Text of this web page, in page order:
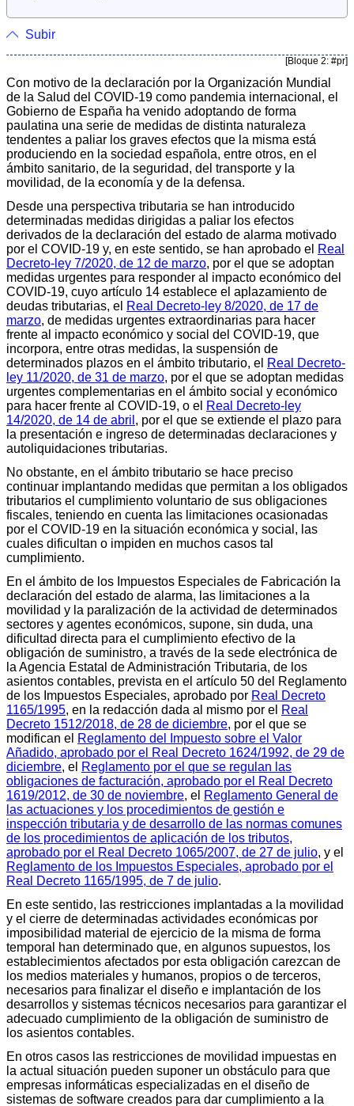
Subir
[Bloque 2: #pr]
Con motivo de la declaración por la Organización Mundial
de la Salud del COVID-19 como pandemia internacional, el
Gobierno de España ha venido adoptando de forma
paulatina una serie de medidas de distinta naturaleza
tendentes a paliar los graves efectos que la misma está
produciendo en la sociedad española, entre otros, en el
ámbito sanitario, de la seguridad, del transporte y la
movilidad, de la economía y de la defensa.
Desde una perspectiva tributaria se han introducido
determinadas medidas dirigidas a paliar los efectos
derivados de la declaración del estado de alarma motivado
por el COVID-19 y, en este sentido, se han aprobado el Real
Decreto-ley 7/2020, de 12 de marzo, por el que se adoptan
medidas urgentes para responder al impacto económico del
COVID-19, cuyo artículo 14 establece el aplazamiento de
deudas tributarias, el Real Decreto-ley 8/2020, de 17 de
marzo, de medidas urgentes extraordinarias para hacer
frente al impacto económico y social del COVID-19, que
incorpora, entre otras medidas, la suspensión de
determinados plazos en el ámbito tributario, el Real Decreto-
ley 11/2020, de 31 de marzo, por el que se adoptan medidas
urgentes complementarias en el ámbito social y económico
para hacer frente al COVID-19, o el Real Decreto-ley
14/2020, de 14 de abril , por el que se extiende el plazo para
la presentación e ingreso de determinadas declaraciones y
autoliquidaciones tributarias.
No obstante, en el ámbito tributario se hace preciso
continuar implantando medidas que permitan a los obligados
tributarios el cumplimiento voluntario de sus obligaciones
fiscales, teniendo en cuenta las limitaciones ocasionadas
por el COVID-19 en la situación económica y social, las
cuales dificultan o impiden en muchos casos tal
cumplimiento.
En el ámbito de los Impuestos Especiales de Fabricación la
declaración del estado de alarma, las limitaciones a la
movilidad y la paralización de la actividad de determinados
sectores y agentes económicos, supone, sin duda, una
dificultad directa para el cumplimiento efectivo de la
obligación de suministro, a través de la sede electrónica de
la Agencia Estatal de Administración Tributaria, de los
asientos contables, prevista en el artículo 50 del Reglamento
de los Impuestos Especiales, aprobado por Real Decreto
1165/1995, en la redacción dada al mismo por el Real
Decreto 1512/2018, de 28 de diciembre, por el que se
modifican el Reglamento del Impuesto sobre el Valor
Añadido, aprobado por el Real Decreto 1624/1992, de 29 de
diciembre, el Reglamento por el que se regulan las
obligaciones de facturación, aprobado por el Real Decreto
1619/2012, de 30 de noviembre, el Reglamento General de
las actuaciones y los procedimientos de gestión e
inspección tributaria y de desarrollo de las normas comunes
de los procedimientos de aplicación de los tributos,
aprobado por el Real Decreto 1065/2007, de 27 de julio, y el
Reglamento de los Impuestos Especiales, aprobado por el
Real Decreto 1165/1995, de 7 de julio.
En este sentido, las restricciones implantadas a la movilidad
y el cierre de determinadas actividades económicas por
imposibilidad material de ejercicio de la misma de forma
temporal han determinado que, en algunos supuestos, los
establecimientos afectados por esta obligación carezcan de
los medios materiales y humanos, propios o de terceros,
necesarios para finalizar el diseño e implantación de los
desarrollos y sistemas técnicos necesarios para garantizar el
adecuado cumplimiento de la obligación de suministro de
los asientos contables.
En otros casos las restricciones de movilidad impuestas en
la actual situación pueden suponer un obstáculo para que
empresas informáticas especializadas en el diseño de
sistemas de software creados para dar cumplimiento a la